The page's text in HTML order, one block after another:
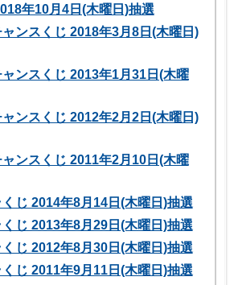
年10月4日(木曜日)抽選
ンスくじ 2018年3月8日(木曜日)
ンスくじ 2013年1月31日(木曜
ンスくじ 2012年2月2日(木曜日)
ンスくじ 2011年2月10日(木曜
じ 2014年8月14日(木曜日)抽選
じ 2013年8月29日(木曜日)抽選
じ 2012年8月30日(木曜日)抽選
じ 2011年9月11日(木曜日)抽選